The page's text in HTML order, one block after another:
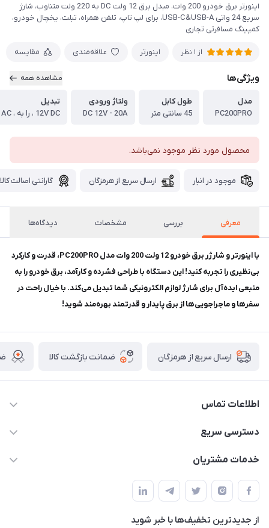
اینورتر برق خودرو 200 وات، مبدل برق 12 ولت DC به 220 ولت متناوب، شارژ
سریع 24 واتی USB-C&USB-A، برای لپ تاپ، تلفن همراه، تبلت، یخچال خودرو،
کمپینگ مسافرتی تجاری
از 1 نظر اینورتر علاقه‌مندی مقایسه
ویژگی‌ها مشاهده همه
مدل
PC200PRO
طول کابل
45 سانتی متر
ولتاژ ورودی
DC 12V - 20A
تبدیل
محصول مورد نظر موجود نمی‌باشد.
موجود در انبار ارسال سریع از هرمزگان گارانتی اصالت کالا
معرفی بررسی مشخصات دیدگاه‌ها
با اینورتر و شارژر برق خودرو 12 ولت 200 وات مدل PC200PRO، قدرت و کارکرد
بی‌نظیری را تجربه کنید! این دستگاه با طراحی فشرده و کارآمد، برق خودرو را به
منبعی ایده‌آل برای شارژ لوازم الکترونیکی شما تبدیل می‌کند. با خیال راحت در
سفرها و ماجراجویی‌ها از برق پایدار و قدرتمند بهره‌مند شوید!
ارسال سریع از هرمزگان ضمانت بازگشت کالا
اطلاعات تماس
09170079505
دسترسی سریع
حساب کاربری
لیست محصولات
درباره ما
خدمات مشتریان
قوانین و مقررات
حریم خصوصی
راهنما
از جدید‌ترین تخفیف‌ها با‌ خبر شوید